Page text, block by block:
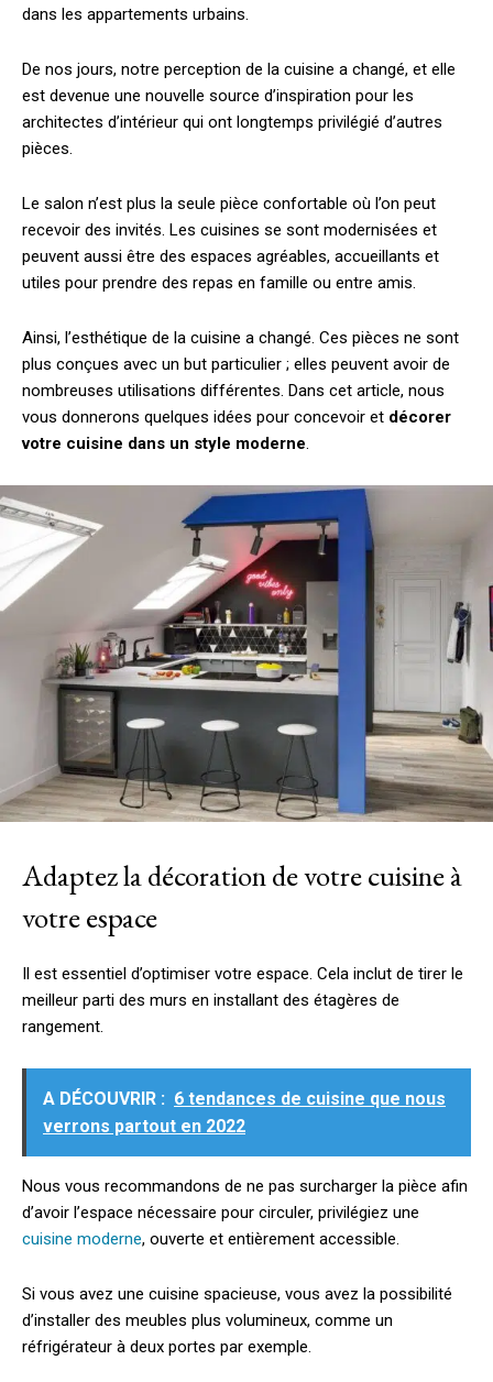
dans les appartements urbains.
De nos jours, notre perception de la cuisine a changé, et elle
est devenue une nouvelle source d’inspiration pour les
architectes d’intérieur qui ont longtemps privilégié d’autres
pièces.
Le salon n’est plus la seule pièce confortable où l’on peut
recevoir des invités. Les cuisines se sont modernisées et
peuvent aussi être des espaces agréables, accueillants et
utiles pour prendre des repas en famille ou entre amis.
Ainsi, l’esthétique de la cuisine a changé. Ces pièces ne sont
plus conçues avec un but particulier ; elles peuvent avoir de
nombreuses utilisations différentes. Dans cet article, nous
vous donnerons quelques idées pour concevoir et décorer
votre cuisine dans un style moderne.
Adaptez la décoration de votre cuisine à
votre espace
Il est essentiel d’optimiser votre espace. Cela inclut de tirer le
meilleur parti des murs en installant des étagères de
rangement.
A DÉCOUVRIR : 6 tendances de cuisine que nous
verrons partout en 2022
Nous vous recommandons de ne pas surcharger la pièce afin
d’avoir l’espace nécessaire pour circuler, privilégiez une
cuisine moderne, ouverte et entièrement accessible.
Si vous avez une cuisine spacieuse, vous avez la possibilité
d’installer des meubles plus volumineux, comme un
réfrigérateur à deux portes par exemple.